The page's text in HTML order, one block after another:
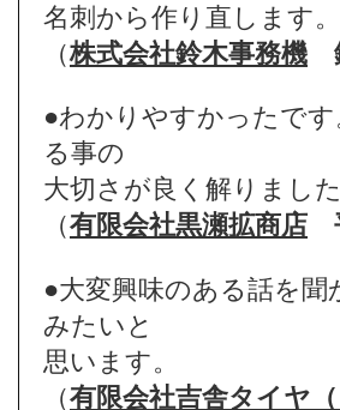
名刺から作り直します
（株式会社鈴木事務機
●わかりやすかったで
る事の
大切さが良く解りまし
（有限会社黒瀬拡商店
●大変興味のある話を
みたいと
思います。
（有限会社吉舎タイヤ